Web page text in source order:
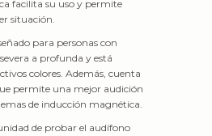
facilita su uso y permite
situación.
para personas con
a profunda y está
colores. Además, cuenta
permite una mejor audición
de inducción magnética.
de probar el audífono